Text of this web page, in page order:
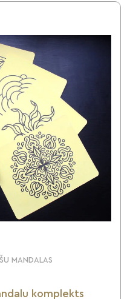
MANDALAS
komplekts